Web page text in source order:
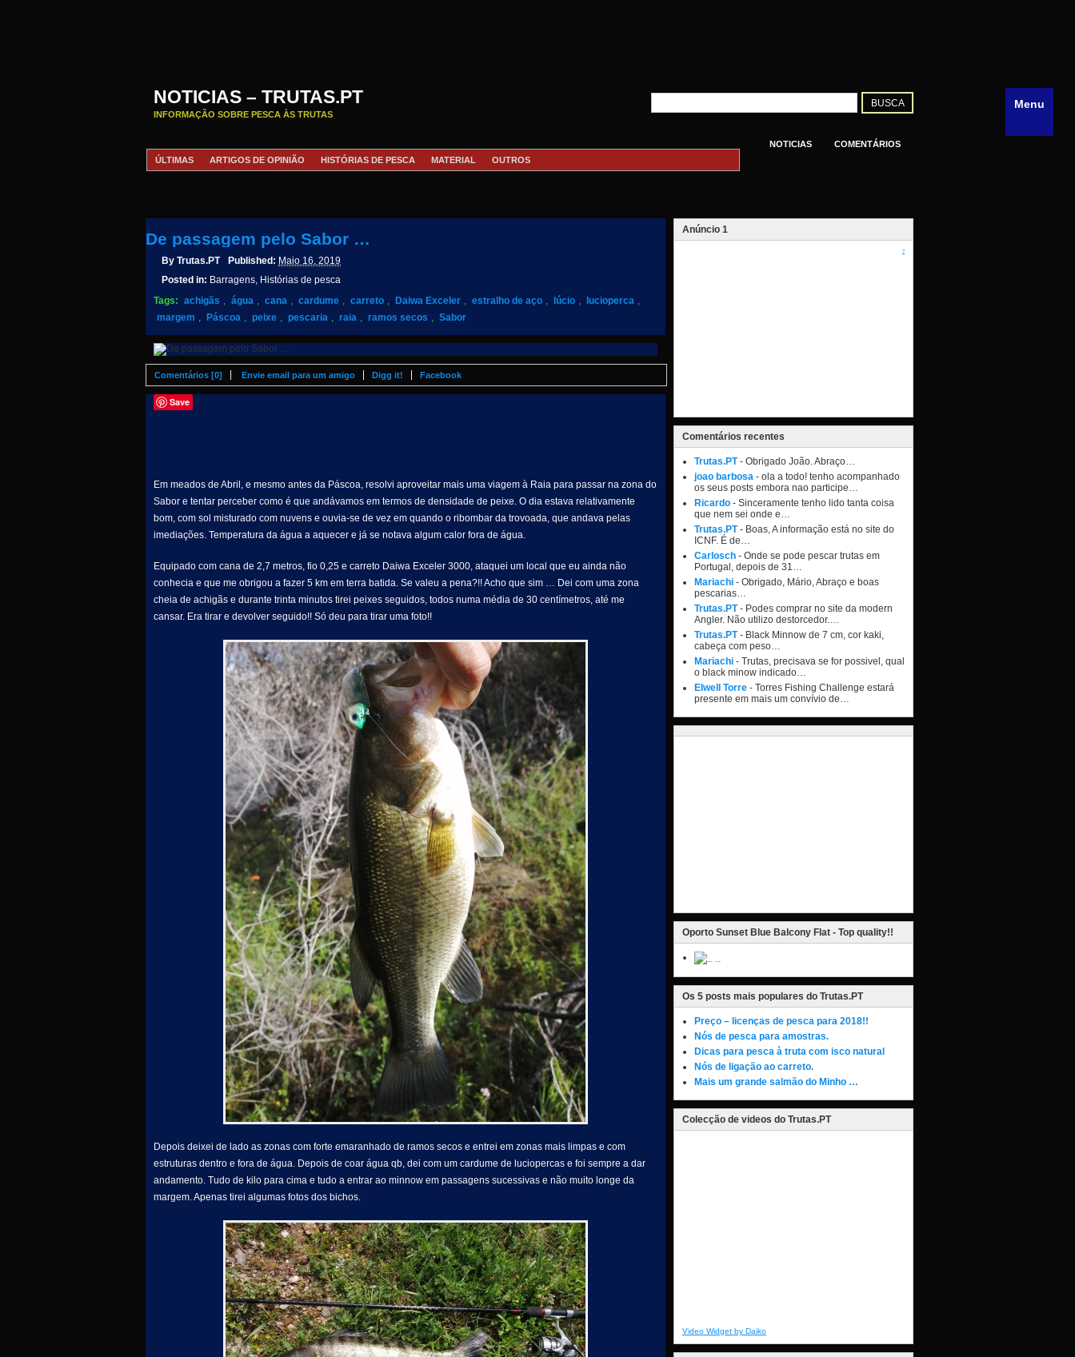
NOTICIAS – TRUTAS.PT
INFORMAÇÃO SOBRE PESCA ÀS TRUTAS
NOTICIAS
COMENTÁRIOS
ÚLTIMAS
ARTIGOS DE OPINIÃO HISTÓRIAS DE PESCA MATERIAL OUTROS
De passagem pelo Sabor …
By Trutas.PT Published: Maio 16, 2019
Posted in: Barragens, Histórias de pesca
Tags: achigãs , água , cana , cardume , carreto , Daiwa Exceler , estralho de aço , lúcio , lucioperca ,
margem , Páscoa , peixe , pescaria , raia , ramos secos , Sabor
Comentários [0] Envie email para um amigo Digg it! Facebook
Save
Em meados de Abril, e mesmo antes da Páscoa, resolvi aproveitar mais uma viagem à Raia para passar na zona do
Sabor e tentar perceber como é que andávamos em termos de densidade de peixe. O dia estava relativamente
bom, com sol misturado com nuvens e ouvia-se de vez em quando o ribombar da trovoada, que andava pelas
imediações. Temperatura da água a aquecer e já se notava algum calor fora de água.
Equipado com cana de 2,7 metros, fio 0,25 e carreto Daiwa Exceler 3000, ataquei um local que eu ainda não
conhecia e que me obrigou a fazer 5 km em terra batida. Se valeu a pena?!! Acho que sim … Dei com uma zona
cheia de achigãs e durante trinta minutos tirei peixes seguidos, todos numa média de 30 centímetros, até me
cansar. Era tirar e devolver seguido!! Só deu para tirar uma foto!!
Depois deixei de lado as zonas com forte emaranhado de ramos secos e entrei em zonas mais limpas e com
estruturas dentro e fora de água. Depois de coar água qb, dei com um cardume de luciopercas e foi sempre a dar
andamento. Tudo de kilo para cima e tudo a entrar ao minnow em passagens sucessivas e não muito longe da
margem. Apenas tirei algumas fotos dos bichos.
Anúncio 1
?
Comentários recentes
Trutas.PT- Obrigado João. Abraço…
joao barbosa - ola a todo! tenho acompanhado
os seus posts embora nao participe…
Ricardo - Sinceramente tenho lido tanta coisa
que nem sei onde e…
Trutas.PT- Boas, A informação está no site do
ICNF. É de…
Carlosch - Onde se pode pescar trutas em
Portugal, depois de 31…
Mariachi - Obrigado, Mário, Abraço e boas
pescarias…
Trutas.PT- Podes comprar no site da modern
Angler. Não utilizo destorcedor.…
Trutas.PT- Black Minnow de 7 cm, cor kaki,
cabeça com peso…
Mariachi - Trutas, precisava se for possivel, qual
o black minow indicado…
Elwell Torre - Torres Fishing Challenge estará
presente em mais um convívio de…
Oporto Sunset Blue Balcony Flat - Top quality!!
Os 5 posts mais populares do Trutas.PT
Preço – licenças de pesca para 2018!!
Nós de pesca para amostras.
Dicas para pesca à truta com isco natural
Nós de ligação ao carreto.
Mais um grande salmão do Minho …
Colecção de videos do Trutas.PT
Video Widget by Daiko
Menu